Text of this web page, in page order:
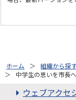
ホーム 組織から探
中学生の思いを市長
ウェブアクセ